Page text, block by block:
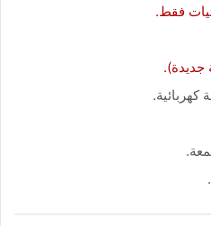
فقط.
جديدة).